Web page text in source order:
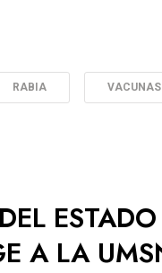
RABIA VACUNAS
A LA